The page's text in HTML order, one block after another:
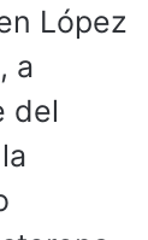
López
a
del